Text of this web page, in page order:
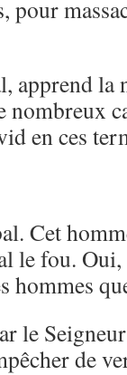
pour
apprend la
nombreux
en ces
Cet
le fou.
hommes
le
de